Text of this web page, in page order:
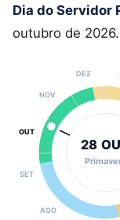
Dia do Servidor
outubro de 2026.
AGO
SET
OUT
NOV
DEZ
28